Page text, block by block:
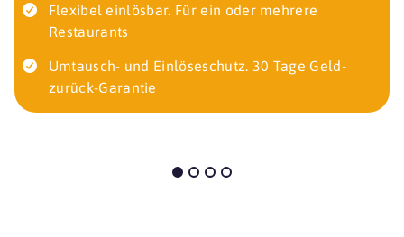
Flexibel einlösbar. Für ein oder mehrere
Restaurants
Umtausch- und Einlöseschutz. 30 Tage Geld-
zurück-Garantie